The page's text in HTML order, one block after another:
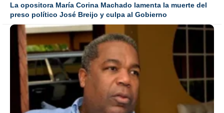
La opositora María Corina Machado lamenta la muerte del
preso político José Breijo y culpa al Gobierno